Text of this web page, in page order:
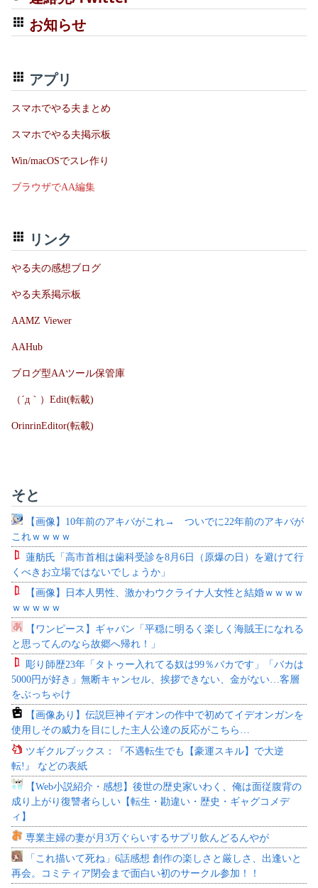
お知らせ
アプリ
スマホでやる夫まとめ
スマホでやる夫掲示板
Win/macOSでスレ作り
ブラウザでAA編集
リンク
やる夫の感想ブログ
やる夫系掲示板
AAMZ Viewer
AAHub
ブログ型AAツール保管庫
（´д｀）Edit(転載)
OrinrinEditor(転載)
そと
【画像】10年前のアキバがこれ→ ついでに22年前のアキバが
これｗｗｗｗ
蓮舫氏「高市首相は歯科受診を8月6日（原爆の日）を避けて行
くべきお立場ではないでしょうか」
【画像】日本人男性、激かわウクライナ人女性と結婚ｗｗｗｗ
ｗｗｗｗｗ
【ワンピース】ギャバン「平穏に明るく楽しく海賊王になれる
と思ってんのなら故郷へ帰れ！」
彫り師歴23年「タトゥー入れてる奴は99％バカです」「バカは
5000円が好き」無断キャンセル、挨拶できない、金がない…客層
をぶっちゃけ
【画像あり】伝説巨神イデオンの作中で初めてイデオンガンを
使用しその威力を目にした主人公達の反応がこちら…
ツギクルブックス：『不遇転生でも【豪運スキル】で大逆
転!』 などの表紙
【Web小説紹介・感想】後世の歴史家いわく、俺は面従腹背の
成り上がり復讐者らしい【転生・勘違い・歴史・ギャグコメデ
ィ】
専業主婦の妻が月3万ぐらいするサプリ飲んどるんやが
「これ描いて死ね」6話感想 創作の楽しさと厳しさ、出逢いと
再会。コミティア閉会まで面白い初のサークル参加！！